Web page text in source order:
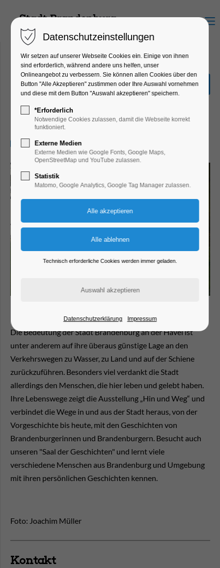
Menu
Sonderausstellung "Hin &
Weg"
Ausstellung, Kinder, Jugend, Kunst,
Mitmach-Aktion
17.03.2026, 13:00–17:00
Die Bedeutung der Stadt Brandenburg an der Havel ist
unter anderem auf ihre überaus günstige Lage an den
Verkehrswegen zu Wasser, zu Land und auf der Schiene
zurückzuführen. Besonders viel verdankt die Stadt
allerdings den Menschen, die hier leben und gelebt haben.
Ihre Lebenswege zeigt die Ausstellung „Hin und Weg“ und
verbindet die Wege in und aus der Stadt heraus, von der
Vorgeschichte bis heute, mit den Geschichten von
Brandenburgerinnen und Brandenburgern. Besucht auch
unseren "Saal der Geschichten" und lernt viele
verschiedene Menschen aus Brandenburg und Umgebung
mit ihren persönlichen Geschichten kennen.
Foto: Joachim Müller
Kontakt
Datenschutzeinstellungen
Wir setzen auf unserer Webseite Cookies ein. Einige von ihnen
sind erforderlich, während andere uns helfen, unser
Onlineangebot zu verbessern. Sie können allen Cookies über den
Button "Alle Akzeptieren" zustimmen oder Ihre Auswahl vornehmen
und diese mit dem Button "Auswahl akzeptieren" speichern.
*Erforderlich
Notwendige Cookies zulassen, damit die Webseite korrekt
funktioniert.
Externe Medien
Externe Medien wie Google Fonts, Google Maps,
OpenStreetMap und YouTube zulassen.
Statistik
Matomo, Google Analytics, Google Tag Manager zulassen.
Technisch erforderliche Cookies werden immer geladen.
Datenschutzerklärung Impressum